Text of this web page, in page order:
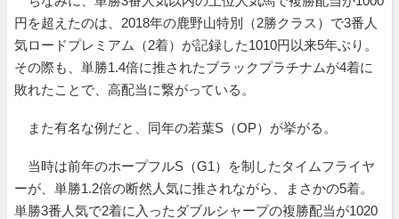
円を超えたのは、2018年の鹿野山特別（2勝クラス）で3番人
気ロードプレミアム（2着）が記録した1010円以来5年ぶり。
その際も、単勝1.4倍に推されたブラックプラチナムが4着に
敗れたことで、高配当に繋がっている。
また有名な例だと、同年の若葉S（OP）が挙がる。
当時は前年のホープフルS（G1）を制したタイムフライヤ
ーが、単勝1.2倍の断然人気に推されながら、まさかの5着。
単勝3番人気で2着に入ったダブルシャープの複勝配当が1020